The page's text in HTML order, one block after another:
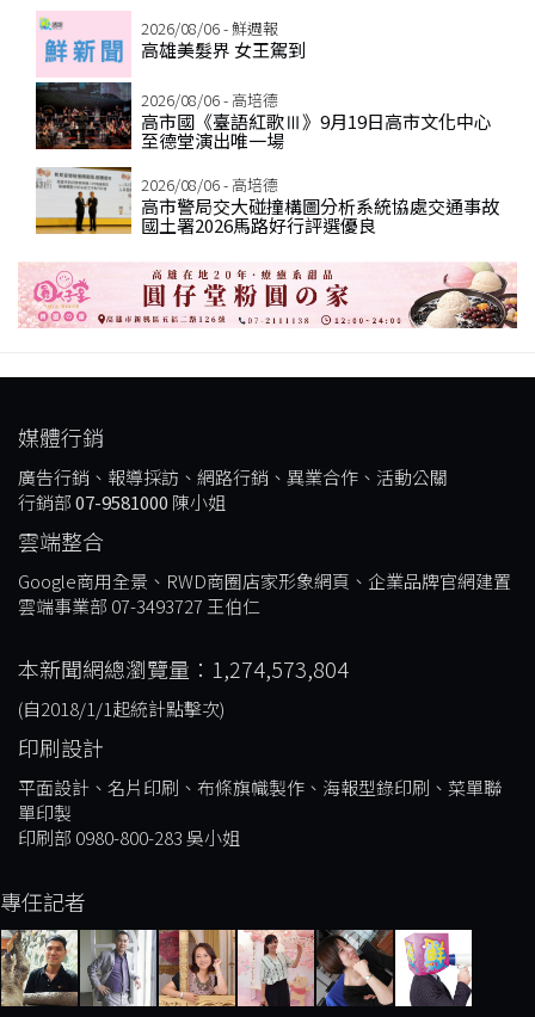
2026/08/06 - 鮮週報
高雄美髮界 女王駕到
2026/08/06 - 高培德
高市國《臺語紅歌Ⅲ》9月19日高市文化中心
至德堂演出唯一場
2026/08/06 - 高培德
高市警局交大碰撞構圖分析系統協處交通事故
國土署2026馬路好行評選優良
媒體行銷
廣告行銷、報導採訪、網路行銷、異業合作、活動公關
行銷部07-9581000 陳小姐
雲端整合
Google商用全景、RWD商圈店家形象網頁、企業品牌官網建置
雲端事業部 07-3493727 王伯仁
本新聞網總瀏覽量：1,274,573,804
(自2018/1/1起統計點擊次)
印刷設計
平面設計、名片印刷、布條旗幟製作、海報型錄印刷、菜單聯
單印製
印刷部 0980-800-283 吳小姐
專任記者